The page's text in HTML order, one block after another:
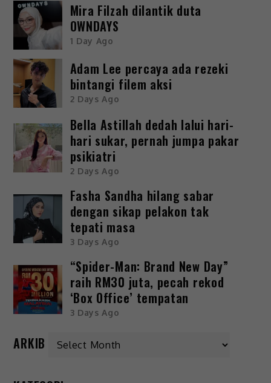
Mira Filzah dilantik duta
OWNDAYS
1 Day Ago
Adam Lee percaya ada rezeki
bintangi filem aksi
2 Days Ago
Bella Astillah dedah lalui hari-
hari sukar, pernah jumpa pakar
psikiatri
2 Days Ago
Fasha Sandha hilang sabar
dengan sikap pelakon tak
tepati masa
3 Days Ago
“Spider-Man: Brand New Day”
raih RM30 juta, pecah rekod
‘Box Office’ tempatan
3 Days Ago
ARKIB